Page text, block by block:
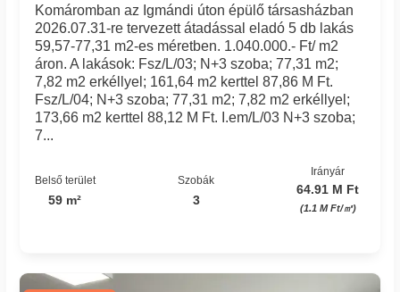
Komáromban az Igmándi úton épülő társasházban
2026.07.31-re tervezett átadással eladó 5 db lakás
59,57-77,31 m2-es méretben. 1.040.000.- Ft/ m2
áron. A lakások: Fsz/L/03; N+3 szoba; 77,31 m2;
7,82 m2 erkéllyel; 161,64 m2 kerttel 87,86 M Ft.
Fsz/L/04; N+3 szoba; 77,31 m2; 7,82 m2 erkéllyel;
173,66 m2 kerttel 88,12 M Ft. I.em/L/03 N+3 szoba;
7...
Belső terület
59 m²
Szobák
3
Irányár
64.91 M Ft
(1.1 M Ft/㎡)